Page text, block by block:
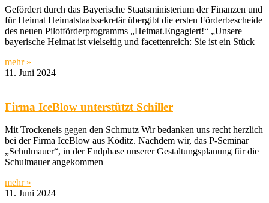
Gefördert durch das Bayerische Staatsministerium der Finanzen und
für Heimat Heimatstaatssekretär übergibt die ersten Förderbescheide
des neuen Pilotförderprogramms „Heimat.Engagiert!“ „Unsere
bayerische Heimat ist vielseitig und facettenreich: Sie ist ein Stück
mehr »
11. Juni 2024
Firma IceBlow unterstützt Schiller
Mit Trockeneis gegen den Schmutz Wir bedanken uns recht herzlich
bei der Firma IceBlow aus Köditz. Nachdem wir, das P-Seminar
„Schulmauer“, in der Endphase unserer Gestaltungsplanung für die
Schulmauer angekommen
mehr »
11. Juni 2024